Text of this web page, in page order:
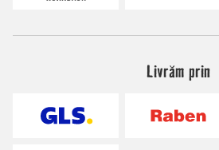
Livrăm prin